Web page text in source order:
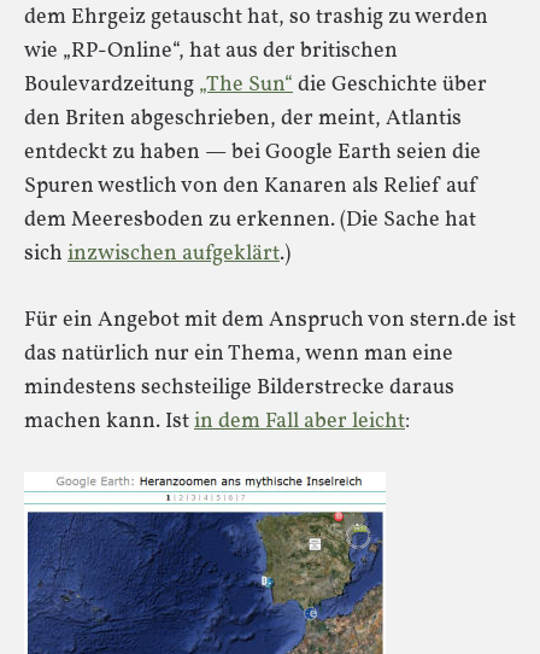
dem Ehrgeiz getauscht hat, so trashig zu werden
wie „RP-Online“, hat aus der britischen
Boulevardzeitung „The Sun“die Geschichte über
den Briten abgeschrieben, der meint, Atlantis
entdeckt zu haben — bei Google Earth seien die
Spuren westlich von den Kanaren als Relief auf
dem Meeresboden zu erkennen. (Die Sache hat
sich inzwischen aufgeklärt.)
Für ein Angebot mit dem Anspruch von stern.de ist
das natürlich nur ein Thema, wenn man eine
mindestens sechsteilige Bilderstrecke daraus
machen kann. Istin dem Fall aber leicht: